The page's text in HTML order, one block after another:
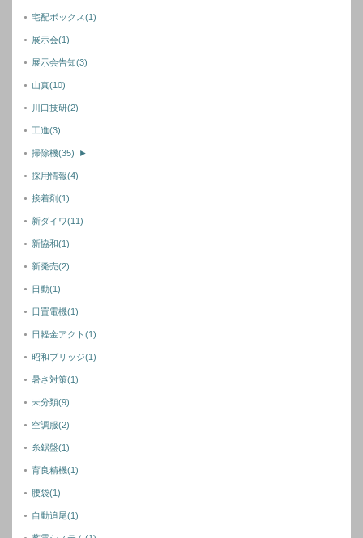
宅配ボックス(1)
展示会(1)
展示会告知(3)
山真(10)
川口技研(2)
工進(3)
掃除機(35) ►
採用情報(4)
接着剤(1)
新ダイワ(11)
新協和(1)
新発売(2)
日動(1)
日置電機(1)
日軽金アクト(1)
昭和ブリッジ(1)
暑さ対策(1)
未分類(9)
空調服(2)
糸鋸盤(1)
育良精機(1)
腰袋(1)
自動追尾(1)